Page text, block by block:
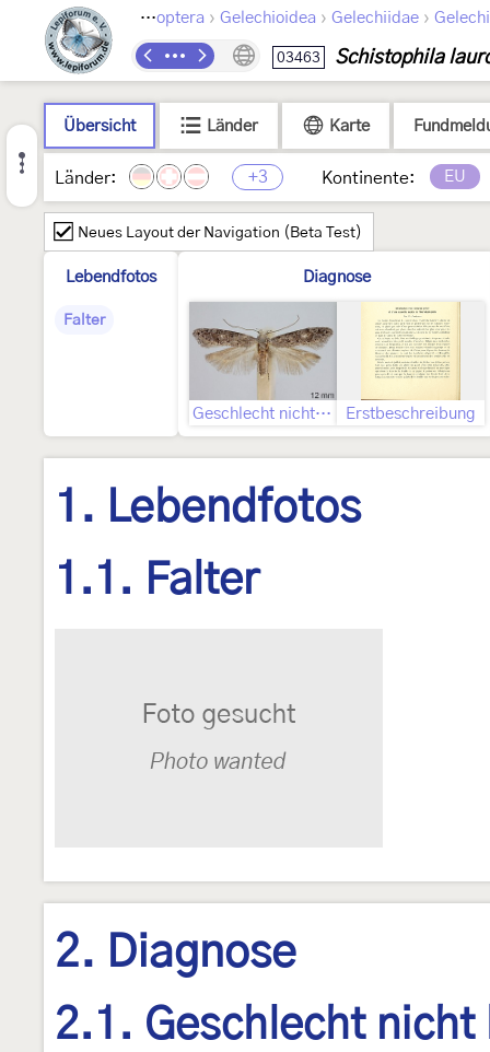
Lepidoptera › Gelechioidea › Gelechiidae ›
03463 Schistophila
Übersicht Länder Karte
Länder: +3 Kontinente: EU
Neues Layout der Navigation (Beta Test)
Lebendfotos
Falter
Diagnose
Geschlecht nicht bestimmt Erstbeschreibung
1. Lebendfotos
1.1. Falter
2. Diagnose
2.1. Geschlecht nicht